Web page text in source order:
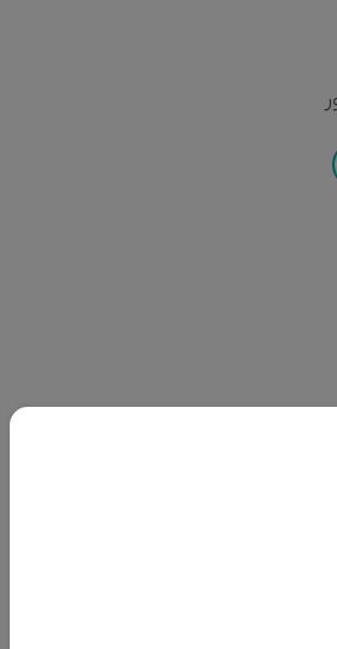
جهت پیشبرد فرمایش مقام معظم
تشکیل شده است.
الْأَیامى‌ مِنْکُمْ وَ الصَّالِحینَ مِنْ